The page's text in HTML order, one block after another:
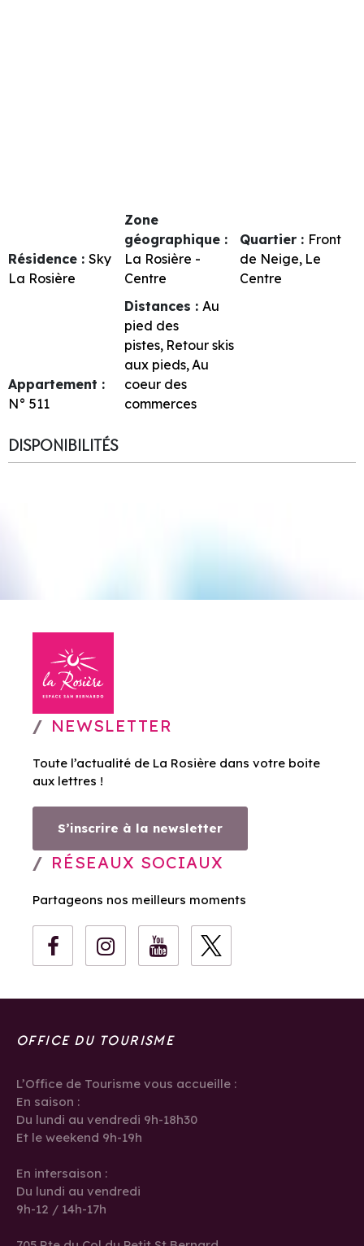
Résidence : Sky
La Rosière
Zone
géographique :
La Rosière -
Centre
Quartier : Front
de Neige Le
Centre
Appartement :
N° 511
Distances : Au
pied des
pistes Retour skis
aux pieds Au
coeur des
commerces
DISPONIBILITÉS
NEWSLETTER
Toute l’actualité de La Rosière dans votre boite
aux lettres !
S’inscrire à la newsletter
RÉSEAUX SOCIAUX
Partageons nos meilleurs moments
OFFICE DU TOURISME
L’Office de Tourisme vous accueille :
En saison :
Du lundi au vendredi 9h-18h30
Et le weekend 9h-19h
En intersaison :
Du lundi au vendredi
9h-12 / 14h-17h